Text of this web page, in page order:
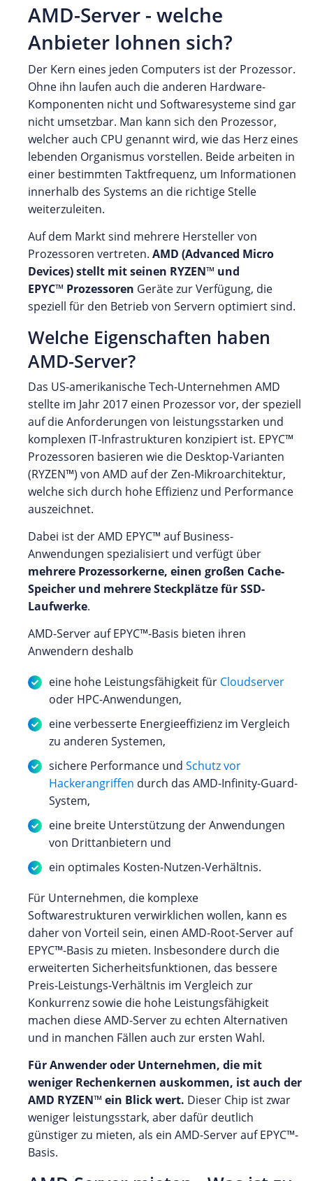
AMD-Server - welche
Anbieter lohnen sich?
Der Kern eines jeden Computers ist der Prozessor.
Ohne ihn laufen auch die anderen Hardware-
Komponenten nicht und Softwaresysteme sind gar
nicht umsetzbar. Man kann sich den Prozessor,
welcher auch CPU genannt wird, wie das Herz eines
lebenden Organismus vorstellen. Beide arbeiten in
einer bestimmten Taktfrequenz, um Informationen
innerhalb des Systems an die richtige Stelle
weiterzuleiten.
Auf dem Markt sind mehrere Hersteller von
Prozessoren vertreten. AMD (Advanced Micro
Devices) stellt mit seinen RYZEN™ und
EPYC™ Prozessoren Geräte zur Verfügung, die
speziell für den Betrieb von Servern optimiert sind.
Welche Eigenschaften haben
AMD-Server?
Das US-amerikanische Tech-Unternehmen AMD
stellte im Jahr 2017 einen Prozessor vor, der speziell
auf die Anforderungen von leistungsstarken und
komplexen IT-Infrastrukturen konzipiert ist. EPYC™
Prozessoren basieren wie die Desktop-Varianten
(RYZEN™) von AMD auf der Zen-Mikroarchitektur,
welche sich durch hohe Effizienz und Performance
auszeichnet.
Dabei ist der AMD EPYC™ auf Business-
Anwendungen spezialisiert und verfügt über
mehrere Prozessorkerne, einen großen Cache-
Speicher und mehrere Steckplätze für SSD-
Laufwerke.
AMD-Server auf EPYC™-Basis bieten ihren
Anwendern deshalb
eine hohe Leistungsfähigkeit für Cloudserver
oder HPC-Anwendungen,
eine verbesserte Energieeffizienz im Vergleich
zu anderen Systemen,
sichere Performance und Schutz vor
Hackerangriffen durch das AMD-Infinity-Guard-
System,
eine breite Unterstützung der Anwendungen
von Drittanbietern und
ein optimales Kosten-Nutzen-Verhältnis.
Für Unternehmen, die komplexe
Softwarestrukturen verwirklichen wollen, kann es
daher von Vorteil sein, einen AMD-Root-Server auf
EPYC™-Basis zu mieten. Insbesondere durch die
erweiterten Sicherheitsfunktionen, das bessere
Preis-Leistungs-Verhältnis im Vergleich zur
Konkurrenz sowie die hohe Leistungsfähigkeit
machen diese AMD-Server zu echten Alternativen
und in manchen Fällen auch zur ersten Wahl.
Für Anwender oder Unternehmen, die mit
weniger Rechenkernen auskommen, ist auch der
AMD RYZEN™ ein Blick wert. Dieser Chip ist zwar
weniger leistungsstark, aber dafür deutlich
günstiger zu mieten, als ein AMD-Server auf EPYC™-
Basis.